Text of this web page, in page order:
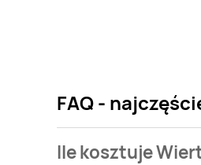
FAQ -
Ile kosztuje